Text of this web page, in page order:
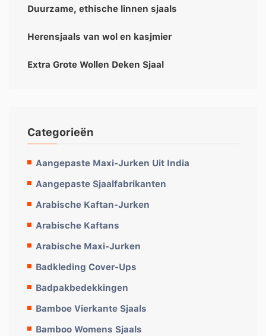
Duurzame, ethische linnen sjaals
Herensjaals van wol en kasjmier
Extra Grote Wollen Deken Sjaal
Categorieën
Aangepaste Maxi-Jurken Uit India
Aangepaste Sjaalfabrikanten
Arabische Kaftan-Jurken
Arabische Kaftans
Arabische Maxi-Jurken
Badkleding Cover-Ups
Badpakbedekkingen
Bamboe Vierkante Sjaals
Bamboo Womens Sjaals